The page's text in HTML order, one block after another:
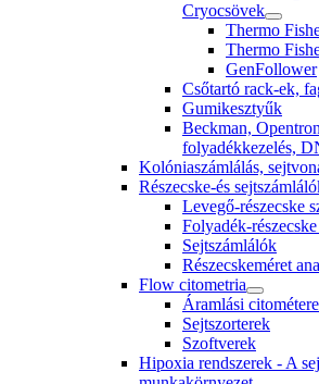
Cryocsövek
Thermo
Thermo
GenFollower
Csőtartó rack-ek,
Gumikesztyűk
Beckman,
folyadékkezelés,
Kolóniaszámlálás,
Részecske-és
Levegő-részecske
Folyadék-
Sejtszámlálók
Részecskeméret
Flow citometria
Áramlási
Sejtszorterek
Szoftverek
Hipoxia rendszerek - A